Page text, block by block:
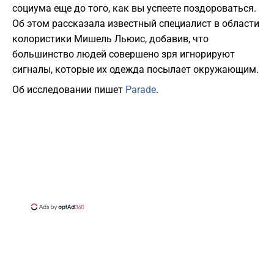
социума еще до того, как вы успеете поздороваться.
Об этом рассказала известный специалист в области
колористики Мишель Льюис, добавив, что
большинство людей совершено зря игнорируют
сигналы, которые их одежда посылает окружающим.
Об исследовании пишет Parade.